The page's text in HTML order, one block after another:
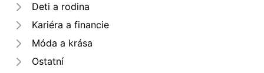
Deti a rodina
Kariéra a financie
Móda a krása
Ostatní